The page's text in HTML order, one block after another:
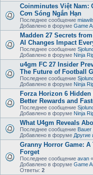
Coinminutes Việt Nam:
Cơn Sóng Ngắn Hạn
Последнее сообщение
Добавлено в форуме Game
Madden 27 Secrets
AI Changes Impact
Последнее сообщение
Добавлено в форуме Ninja
u4gm FC 27 Insider
The Future of Football
Последнее сообщение
Добавлено в форуме Ninja
Forza Horizon 6
Better Rewards and
Последнее сообщение
Добавлено в форуме Ninja
What U4gm Reveals
Последнее сообщение Bauer
Добавлено в форуме Другие
Granny Horror Game:
Forget
Последнее сообщение avan «
Добавлено в форуме Game
Ответы: 2